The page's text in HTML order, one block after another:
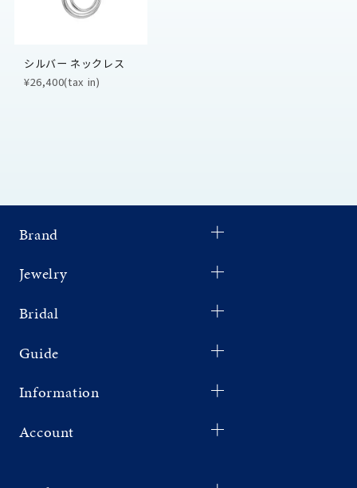
シルバー ネックレス
¥26,400(tax in)
Brand
Jewelry
Bridal
Guide
Information
Account